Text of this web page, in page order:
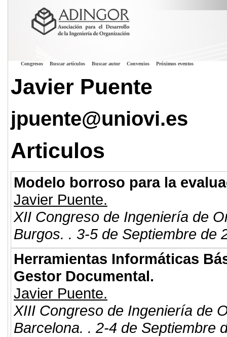
Congresos Buscar artículos Buscar autor Convenios Próximos eventos
Javier Puente
jpuente@uniovi.es
Articulos
Modelo borroso para la
Javier Puente.
XII Congreso de Ingeniería de
Burgos. . 3-5 de Septiembre de
Herramientas Informáticas
Gestor Documental.
Javier Puente.
XIII Congreso de Ingeniería de
Barcelona. . 2-4 de Septiembre